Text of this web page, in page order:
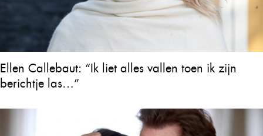
Ellen Callebaut: “Ik liet alles vallen toen ik zijn
berichtje las…”